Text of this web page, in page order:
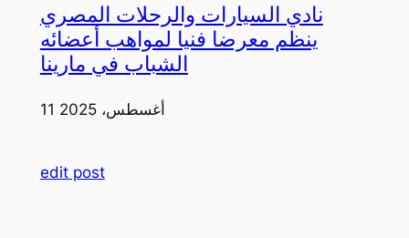
نادي السيارات والرحلات المصري
ينظم معرضا فنيا لمواهب أعضائه
الشباب في مارينا
11 أغسطس، 2025
edit post